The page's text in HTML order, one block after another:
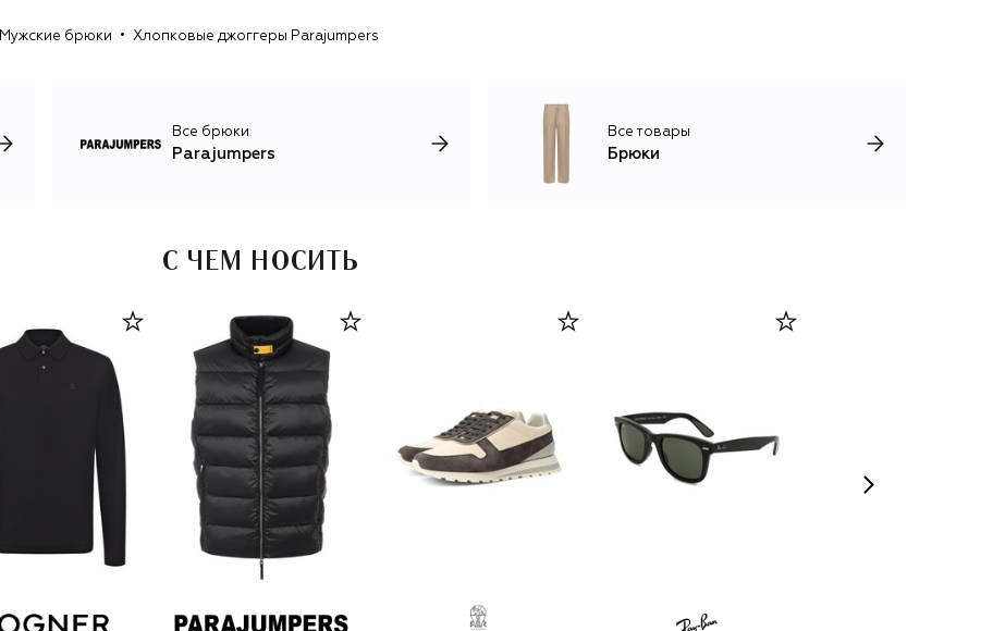
Мужские брюки Хлопковые джоггеры Parajumpers
Все брюки
Parajumpers
Все товары
Брюки
С ЧЕМ НОСИТЬ